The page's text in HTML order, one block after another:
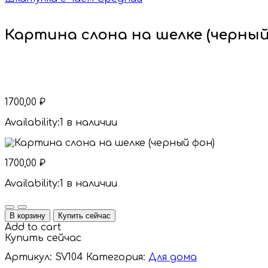
Картина слона на шелке
1700,00 ₽
Availability:1 в наличии
1700,00 ₽
Availability:1 в наличии
Quantity
В корзину Купить сейчас
Add to cart
Купить сейчас
Артикул: SV104 Категория: Для дома